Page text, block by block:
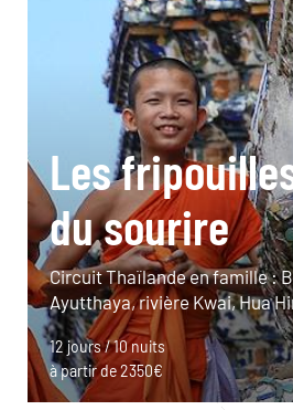
Les
du sourire
Circuit Thaïlande en famille :
Ayutthaya, rivière Kwai, Hua
12 jours / 10 nuits
à partir de 2350€